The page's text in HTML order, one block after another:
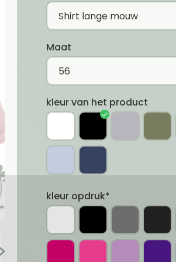
Maat
kleur van het product
kleur opdruk*